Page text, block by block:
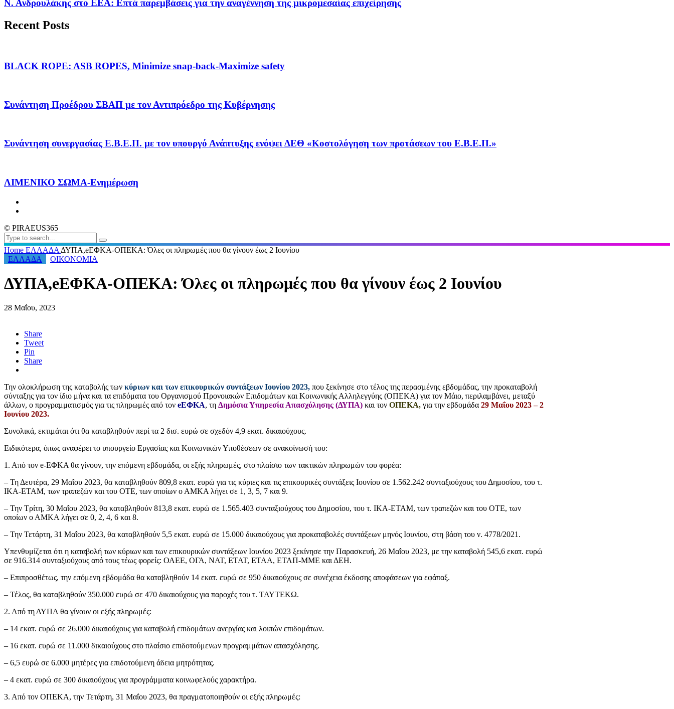
Ν. Ανδρουλάκης στο ΕΕΑ: Επτά παρεμβάσεις για την αναγέννηση της μικρομεσαίας επιχείρησης
Recent Posts
BLACK ROPE: ASB ROPES, Minimize snap-back-Maximize safety
Συνάντηση Προέδρου ΣΒΑΠ με τον Αντιπρόεδρο της Κυβέρνησης
Συνάντηση συνεργασίας Ε.Β.Ε.Π. με τον υπουργό Ανάπτυξης ενόψει ΔΕΘ «Κοστολόγηση των προτάσεων του Ε.Β.Ε.Π.»
ΛΙΜΕΝΙΚΟ ΣΩΜΑ-Ενημέρωση
© PIRAEUS365
Home ΕΛΛΑΔΑ ΔΥΠΑ,eΕΦΚΑ-ΟΠΕΚΑ: Όλες οι πληρωμές που θα γίνουν έως 2 Ιουνίου
ΕΛΛΑΔΑ
ΟΙΚΟΝΟΜΙΑ
ΔΥΠΑ,eΕΦΚΑ-ΟΠΕΚΑ: Όλες οι πληρωμές που θα γίνουν έως 2 Ιουνίου
28 Μαΐου, 2023
Share
Tweet
Pin
Share
Την ολοκλήρωση της καταβολής των κύριων και των επικουρικών συντάξεων Ιουνίου 2023, που ξεκίνησε στο τέλος της περασμένης εβδομάδας, την προκαταβολή
σύνταξης για τον ίδιο μήνα και τα επιδόματα του Οργανισμού Προνοιακών Επιδομάτων και Κοινωνικής Αλληλεγγύης (ΟΠΕΚΑ) για τον Μάιο, περιλαμβάνει, μεταξύ
άλλων, ο προγραμματισμός για τις πληρωμές από τον eΕΦΚΑ, τη Δημόσια Υπηρεσία Απασχόλησης (ΔΥΠΑ) και τον ΟΠΕΚΑ, για την εβδομάδα 29 Μαΐου 2023 – 2
Ιουνίου 2023.
Συνολικά, εκτιμάται ότι θα καταβληθούν περί τα 2 δισ. ευρώ σε σχεδόν 4,9 εκατ. δικαιούχους.
Ειδικότερα, όπως αναφέρει το υπουργείο Εργασίας και Κοινωνικών Υποθέσεων σε ανακοίνωσή του:
1. Από τον e-ΕΦΚΑ θα γίνουν, την επόμενη εβδομάδα, οι εξής πληρωμές, στο πλαίσιο των τακτικών πληρωμών του φορέα:
– Τη Δευτέρα, 29 Μαΐου 2023, θα καταβληθούν 809,8 εκατ. ευρώ για τις κύριες και τις επικουρικές συντάξεις Ιουνίου σε 1.562.242 συνταξιούχους του Δημοσίου, του τ.
ΙΚΑ-ΕΤΑΜ, των τραπεζών και του ΟΤΕ, των οποίων ο ΑΜΚΑ λήγει σε 1, 3, 5, 7 και 9.
– Την Τρίτη, 30 Μαΐου 2023, θα καταβληθούν 813,8 εκατ. ευρώ σε 1.565.403 συνταξιούχους του Δημοσίου, του τ. ΙΚΑ-ΕΤΑΜ, των τραπεζών και του ΟΤΕ, των
οποίων ο ΑΜΚΑ λήγει σε 0, 2, 4, 6 και 8.
– Την Τετάρτη, 31 Μαΐου 2023, θα καταβληθούν 5,5 εκατ. ευρώ σε 15.000 δικαιούχους για προκαταβολές συντάξεων μηνός Ιουνίου, στη βάση του ν. 4778/2021.
Υπενθυμίζεται ότι η καταβολή των κύριων και των επικουρικών συντάξεων Ιουνίου 2023 ξεκίνησε την Παρασκευή, 26 Μαΐου 2023, με την καταβολή 545,6 εκατ. ευρώ
σε 916.314 συνταξιούχους από τους τέως φορείς: ΟΑΕΕ, ΟΓΑ, ΝΑΤ, ΕΤΑΤ, ΕΤΑΑ, ΕΤΑΠ-ΜΜΕ και ΔΕΗ.
– Επιπροσθέτως, την επόμενη εβδομάδα θα καταβληθούν 14 εκατ. ευρώ σε 950 δικαιούχους σε συνέχεια έκδοσης αποφάσεων για εφάπαξ.
– Τέλος, θα καταβληθούν 350.000 ευρώ σε 470 δικαιούχους για παροχές του τ. ΤΑΥΤΕΚΩ.
2. Από τη ΔΥΠΑ θα γίνουν οι εξής πληρωμές:
– 14 εκατ. ευρώ σε 26.000 δικαιούχους για καταβολή επιδομάτων ανεργίας και λοιπών επιδομάτων.
– 16 εκατ. ευρώ σε 11.000 δικαιούχους στο πλαίσιο επιδοτούμενων προγραμμάτων απασχόλησης.
– 6,5 ευρώ σε 6.000 μητέρες για επιδοτούμενη άδεια μητρότητας.
– 4 εκατ. ευρώ σε 300 δικαιούχους για προγράμματα κοινωφελούς χαρακτήρα.
3. Από τον ΟΠΕΚΑ, την Τετάρτη, 31 Μαΐου 2023, θα πραγματοποιηθούν οι εξής πληρωμές: